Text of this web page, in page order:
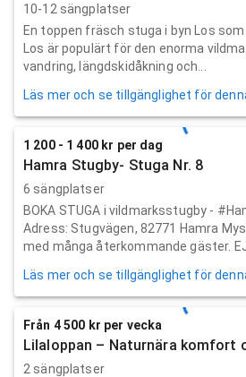
10-12 sängplatser
En toppen fräsch stuga i byn Los som
Los är populärt för den enorma
vandring, längdskidåkning och...
Läs mer och se tillgänglighet för
1 200 - 1 400 kr per dag
Hamra Stugby- Stuga Nr. 8
6 sängplatser
BOKA STUGA i vildmarksstugby -
Adress: Stugvägen, 82771 Hamra
med många återkommande gäster. EJ
Läs mer och se tillgänglighet för
Från 4 500 kr per vecka
Lilaloppan – Naturnära komfort
2 sängplatser